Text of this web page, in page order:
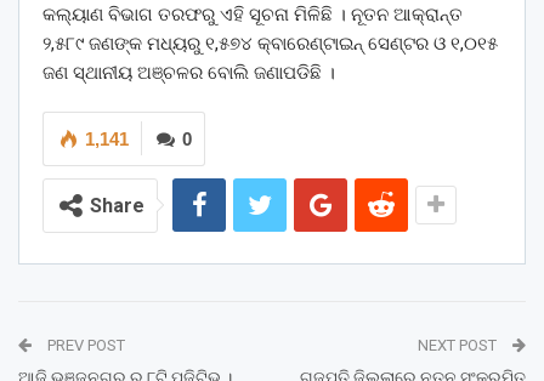
କଲ୍ୟାଣ ବିଭାଗ ତରଫରୁ ଏହି ସୂଚନା ମିଳିଛି । ନୂତନ ଆକ୍ରାନ୍ତ
୨,୫୮୯ ଜଣଙ୍କ ମଧ୍ୟରୁ ୧,୫୭୪ କ୍ବାରେଣ୍ଟାଇନ୍ ସେଣ୍ଟର ଓ ୧,୦୧୫
ଜଣ ସ୍ଥାନୀୟ ଅଞ୍ଚଳର ବୋଲି ଜଣାପଡିଛି ।
0
1,141
Share
PREV POST NEXT POST